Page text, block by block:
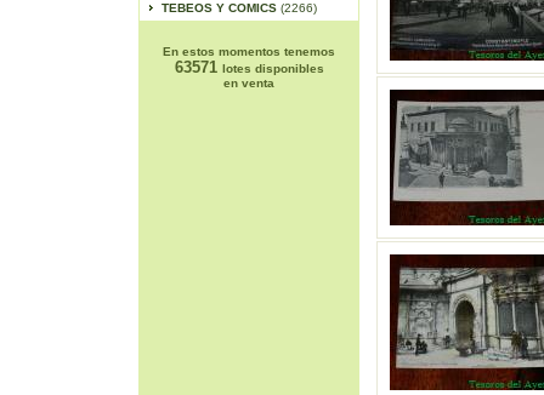
TEBEOS Y COMICS (2266)
En estos momentos tenemos
63571 lotes disponibles
en venta